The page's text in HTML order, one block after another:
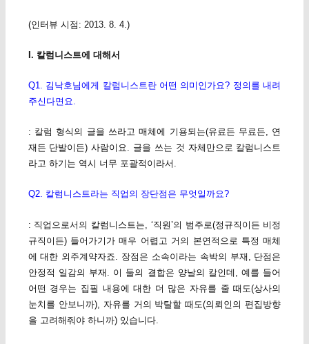
(인터뷰 시점: 2013. 8. 4.)
I. 칼럼니스트에 대해서
Q1. 김낙호님에게 칼럼니스트란 어떤 의미인가요? 정의를 내려
주신다면요.
: 칼럼 형식의 글을 쓰라고 매체에 기용되는(유료든 무료든, 연
재든 단발이든) 사람이요. 글을 쓰는 것 자체만으로 칼럼니스트
라고 하기는 역시 너무 포괄적이라서.
Q2. 칼럼니스트라는 직업의 장단점은 무엇일까요?
: 직업으로서의 칼럼니스트는, ‘직원’의 범주로(정규직이든 비정
규직이든) 들어가기가 매우 어렵고 거의 본연적으로 특정 매체
에 대한 외주계약자죠. 장점은 소속이라는 속박의 부재, 단점은
안정적 일감의 부재. 이 둘의 결합은 양날의 칼인데, 예를 들어
어떤 경우는 집필 내용에 대한 더 많은 자유를 줄 때도(상사의
눈치를 안보니까), 자유를 거의 박탈할 때도(의뢰인의 편집방향
을 고려해줘야 하니까) 있습니다.